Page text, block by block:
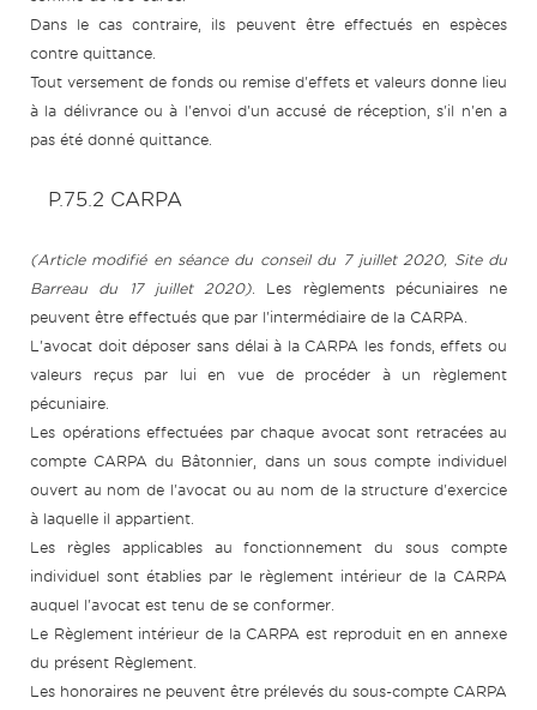
Dans le cas contraire, ils peuvent être effectués en espèces
contre quittance.
Tout versement de fonds ou remise d'effets et valeurs donne lieu
à la délivrance ou à l'envoi d'un accusé de réception, s'il n'en a
pas été donné quittance.
P.75.2 CARPA
(Article modifié en séance du conseil du 7 juillet 2020, Site du
Barreau du 17 juillet 2020). Les règlements pécuniaires ne
peuvent être effectués que par l'intermédiaire de la CARPA.
L'avocat doit déposer sans délai à la CARPA les fonds, effets ou
valeurs reçus par lui en vue de procéder à un règlement
pécuniaire.
Les opérations effectuées par chaque avocat sont retracées au
compte CARPA du Bâtonnier, dans un sous compte individuel
ouvert au nom de l'avocat ou au nom de la structure d'exercice
à laquelle il appartient.
Les règles applicables au fonctionnement du sous compte
individuel sont établies par le règlement intérieur de la CARPA
auquel l'avocat est tenu de se conformer.
Le Règlement intérieur de la CARPA est reproduit en en annexe
du présent Règlement.
Les honoraires ne peuvent être prélevés du sous-compte CARPA